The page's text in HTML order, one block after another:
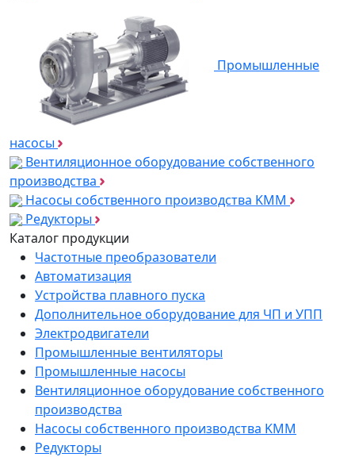
Промышленные
насосы
Вентиляционное оборудование собственного
производства
Насосы собственного производства KMM
Редукторы
Каталог продукции
Частотные преобразователи
Автоматизация
Устройства плавного пуска
Дополнительное оборудование для ЧП и УПП
Электродвигатели
Промышленные вентиляторы
Промышленные насосы
Вентиляционное оборудование собственного
производства
Насосы собственного производства KMM
Редукторы